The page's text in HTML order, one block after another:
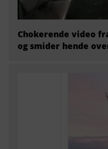
Chokerende video
og smider hende